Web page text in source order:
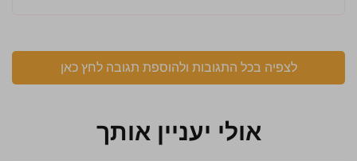
לצפיה בכל התגובות ולהוספת תגובה לחץ כאן
אולי יעניין אותך